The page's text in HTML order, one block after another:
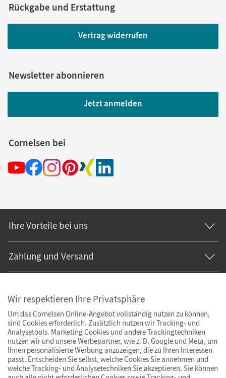
Rückgabe und Erstattung
Vertrag widerrufen
Newsletter abonnieren
Jetzt anmelden
Cornelsen bei
Ihre Vorteile bei uns
Zahlung und Versand
Wir respektieren Ihre Privatsphäre
Um das Cornelsen Online-Angebot vollständig nutzen zu können,
sind Cookies erforderlich. Zusätzlich nutzen wir Tracking- und
Analysetools. Marketing Cookies und andere Trackingtechniken
nutzen wir und unsere Werbepartner, wie z. B. Google und Meta, um
Ihnen personalisierte Werbung anzuzeigen, die zu Ihren Interessen
passt. Entscheiden Sie selbst, welche Cookies Sie annehmen und
welche Tracking- und Analysetechniken Sie akzeptieren. Sie können